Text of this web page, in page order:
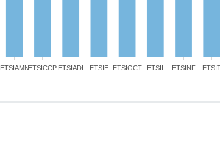
ETSIAMNETSICCP ETSIADI ETSIE ETSIGCT ETSII ETSINF